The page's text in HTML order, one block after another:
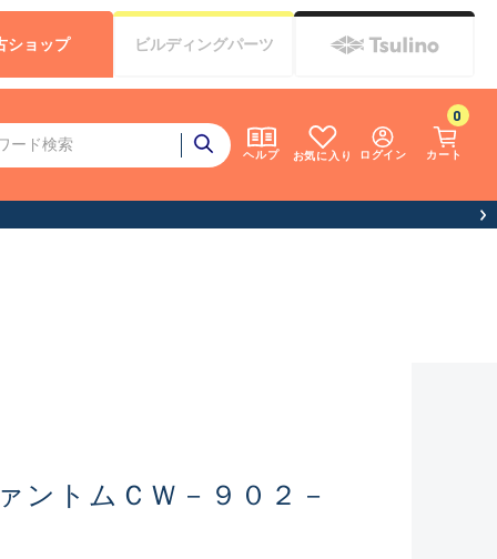
ヘルプ お気に入り ログイン カート
0
ショップ ビルディングパーツ
ントムＣＷ－９０２－